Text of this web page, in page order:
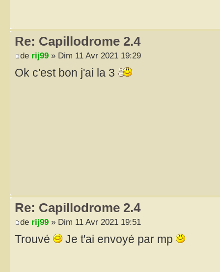
Re: Capillodrome 2.4
de rij99 » Dim 11 Avr 2021 19:29
Ok c'est bon j'ai la 3
Re: Capillodrome 2.4
de rij99 » Dim 11 Avr 2021 19:51
Trouvé Je t'ai envoyé par mp